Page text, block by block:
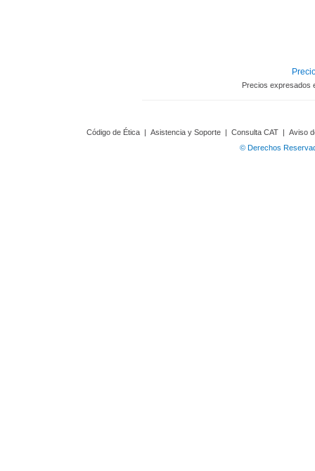
Precios expresados
Código de Ética | Asistencia y Soporte | Consulta CAT | Aviso
© Derechos